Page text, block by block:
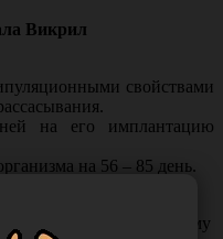
Викрил
свойствами
на его имплантацию
на 56 – 85 день.
неточности или
заметили такую проблему